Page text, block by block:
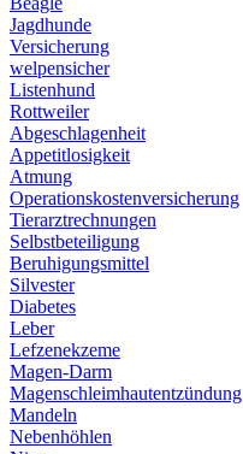
Jagdhunde
Versicherung
welpensicher
Listenhund
Rottweiler
Abgeschlagenheit
Appetitlosigkeit
Atmung
Operationskostenversicherung
Tierarztrechnungen
Selbstbeteiligung
Beruhigungsmittel
Silvester
Diabetes
Leber
Lefzenekzeme
Magen-Darm
Magenschleimhautentzündung
Mandeln
Nebenhöhlen